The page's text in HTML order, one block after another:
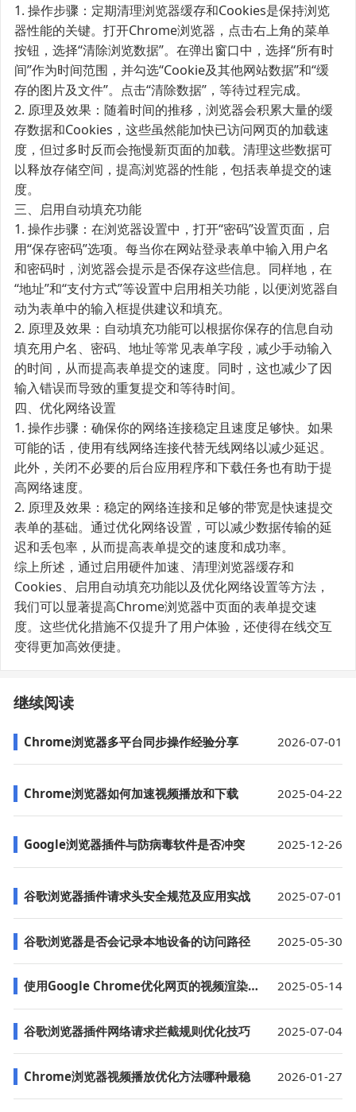
1. 操作步骤：定期清理浏览器缓存和Cookies是保持浏览
器性能的关键。打开Chrome浏览器，点击右上角的菜单
按钮，选择“清除浏览数据”。在弹出窗口中，选择“所有时
间”作为时间范围，并勾选“Cookie及其他网站数据”和“缓
存的图片及文件”。点击“清除数据”，等待过程完成。
2. 原理及效果：随着时间的推移，浏览器会积累大量的缓
存数据和Cookies，这些虽然能加快已访问网页的加载速
度，但过多时反而会拖慢新页面的加载。清理这些数据可
以释放存储空间，提高浏览器的性能，包括表单提交的速
度。
三、启用自动填充功能
1. 操作步骤：在浏览器设置中，打开“密码”设置页面，启
用“保存密码”选项。每当你在网站登录表单中输入用户名
和密码时，浏览器会提示是否保存这些信息。同样地，在
“地址”和“支付方式”等设置中启用相关功能，以便浏览器自
动为表单中的输入框提供建议和填充。
2. 原理及效果：自动填充功能可以根据你保存的信息自动
填充用户名、密码、地址等常见表单字段，减少手动输入
的时间，从而提高表单提交的速度。同时，这也减少了因
输入错误而导致的重复提交和等待时间。
四、优化网络设置
1. 操作步骤：确保你的网络连接稳定且速度足够快。如果
可能的话，使用有线网络连接代替无线网络以减少延迟。
此外，关闭不必要的后台应用程序和下载任务也有助于提
高网络速度。
2. 原理及效果：稳定的网络连接和足够的带宽是快速提交
表单的基础。通过优化网络设置，可以减少数据传输的延
迟和丢包率，从而提高表单提交的速度和成功率。
综上所述，通过启用硬件加速、清理浏览器缓存和
Cookies、启用自动填充功能以及优化网络设置等方法，
我们可以显著提高Chrome浏览器中页面的表单提交速
度。这些优化措施不仅提升了用户体验，还使得在线交互
变得更加高效便捷。
继续阅读
Chrome浏览器多平台同步操作经验分享 2026-07-01
Chrome浏览器如何加速视频播放和下载 2025-04-22
Google浏览器插件与防病毒软件是否冲突 2025-12-26
谷歌浏览器插件请求头安全规范及应用实战 2025-07-01
谷歌浏览器是否会记录本地设备的访问路径 2025-05-30
使用Google Chrome优化网页的视频渲染效果 2025-05-14
谷歌浏览器插件网络请求拦截规则优化技巧 2025-07-04
Chrome浏览器视频播放优化方法哪种最稳 2026-01-27